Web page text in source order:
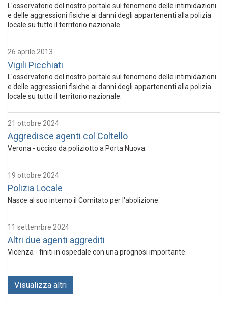
L'osservatorio del nostro portale sul fenomeno delle intimidazioni
e delle aggressioni fisiche ai danni degli appartenenti alla polizia
locale su tutto il territorio nazionale.
26 aprile 2013
Vigili Picchiati
L'osservatorio del nostro portale sul fenomeno delle intimidazioni
e delle aggressioni fisiche ai danni degli appartenenti alla polizia
locale su tutto il territorio nazionale.
21 ottobre 2024
Aggredisce agenti col Coltello
Verona - ucciso da poliziotto a Porta Nuova.
19 ottobre 2024
Polizia Locale
Nasce al suo interno il Comitato per l'abolizione.
11 settembre 2024
Altri due agenti aggrediti
Vicenza - finiti in ospedale con una prognosi importante.
Visualizza altri